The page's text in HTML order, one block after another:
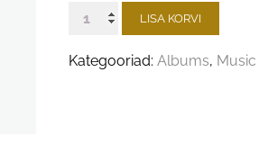
Woo
#2
LISA KORVI
Kategooriad: Albums, Music